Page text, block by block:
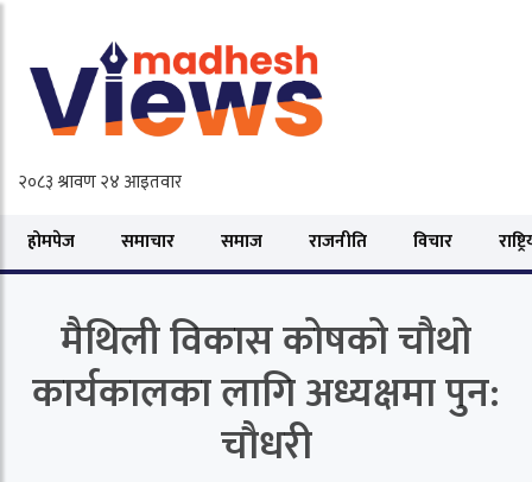
होमपेज समाचार समाज राजनीति विचार
मैथिली विकास कोषको चौथो
कार्यकालका लागि अध्यक्षमा पुन:
चौधरी